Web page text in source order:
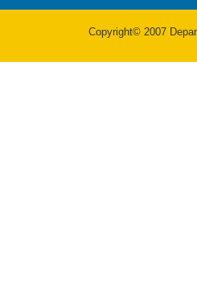
Copyright© 2007